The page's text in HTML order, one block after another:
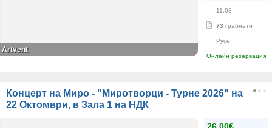
11.08
73 грабнати
Русе
Онлайн резервация
Artvent
Концерт на Миро - "Миротворци - Турне 2026" на
22 Октомври, в Зала 1 на НДК